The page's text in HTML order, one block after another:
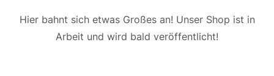
Hier bahnt sich etwas Großes an! Unser Shop ist in
Arbeit und wird bald veröffentlicht!